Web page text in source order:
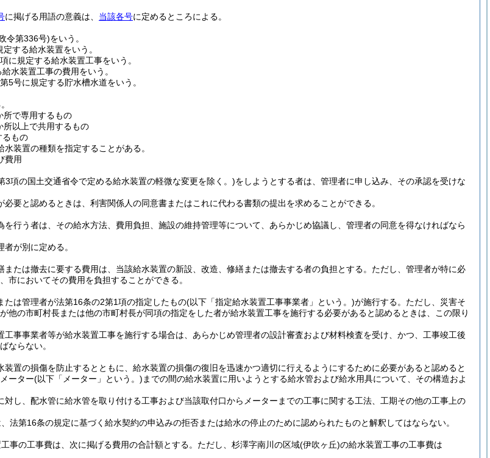
に掲げる用語の意義は、 当該各号に定めるところによる。
令第336号)をいう。
する給水装置をいう。
規定する給水装置工事をいう。
水装置工事の費用をいう。
号に規定する貯水槽水道をいう。
で専用するもの
以上で共用するもの
もの
装置の種類を指定することがある。
費用
3項の国土交通省令で定める給水装置の軽微な変更を除く。)をしようとする者は、管理者に申し込み、その承認を受けな
要と認めるときは、利害関係人の同意書またはこれに代わる書類の提出を求めることができる。
を行う者は、その給水方法、費用負担、施設の維持管理等について、あらかじめ協議し、管理者の同意を得なければなら
が別に定める。
たは撤去に要する費用は、当該給水装置の新設、改造、修繕または撤去する者の負担とする。 ただし、管理者が特に必
市においてその費用を負担することができる。
たは管理者が法第16条の2第1項の指定したもの(以下「指定給水装置工事事業者」という。)が施行する。 ただし、災害そ
他の市町村長または他の市町村長が同項の指定をした者が給水装置工事を施行する必要があると認めるときは、この限り
工事事業者等が給水装置工事を施行する場合は、あらかじめ管理者の設計審査および材料検査を受け、かつ、工事竣工後
ならない。
装置の損傷を防止するとともに、給水装置の損傷の復旧を迅速かつ適切に行えるようにするために必要があると認めると
ーター(以下「メーター」という。) までの間の給水装置に用いようとする給水管および給水用具について、その構造およ
対し、配水管に給水管を取り付ける工事および当該取付口からメーターまでの工事に関する工法、工期その他の工事上の
法第16条の規定に基づく給水契約の申込みの拒否または給水の停止のために認められたものと解釈してはならない。
事の工事費は、次に掲げる費用の合計額とする。 ただし、杉澤字南川の区域(伊吹ヶ丘)の給水装置工事の工事費は